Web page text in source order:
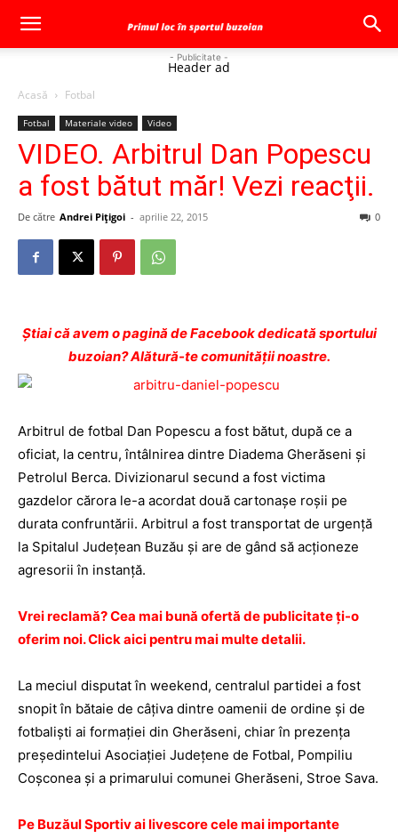
- Publicitate -
Header ad
Acasă Fotbal
Fotbal Materiale video Video
VIDEO. Arbitrul Dan Popescu
a fost bătut măr! Vezi reacţii.
De către Andrei Pițigoi - aprilie 22, 2015 0
Ştiai că avem o pagină de Facebook dedicată sportului
buzoian? Alătură-te comunității noastre.
Arbitrul de fotbal Dan Popescu a fost bătut, după ce a
oficiat, la centru, întâlnirea dintre Diadema Gherăseni şi
Petrolul Berca. Divizionarul secund a fost victima
gazdelor cărora le-a acordat două cartonaşe roşii pe
durata confruntării. Arbitrul a fost transportat de urgenţă
la Spitalul Judeţean Buzău şi are de gând să acţioneze
agresorii în instanţă.
Vrei reclamă? Cea mai bună ofertă de publicitate ţi-o
oferim noi. Click aici pentru mai multe detalii.
La meciul disputat în weekend, centralul partidei a fost
snopit în bătaie de câţiva dintre oamenii de ordine şi de
fotbalişti ai formaţiei din Gherăseni, chiar în prezenţa
preşedintelui Asociaţiei Judeţene de Fotbal, Pompiliu
Coşconea şi a primarului comunei Gherăseni, Stroe Sava.
Pe Buzăul Sportiv ai livescore cele mai importante